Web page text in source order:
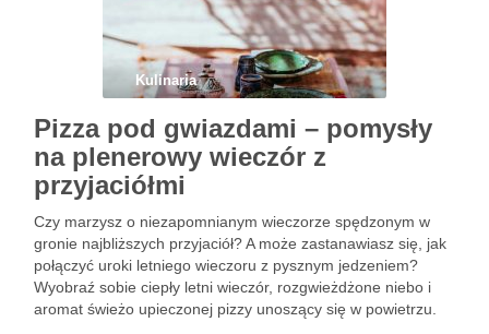
Kulinaria
Pizza pod gwiazdami – pomysły
na plenerowy wieczór z
przyjaciółmi
Czy marzysz o niezapomnianym wieczorze spędzonym w
gronie najbliższych przyjaciół? A może zastanawiasz się, jak
połączyć uroki letniego wieczoru z pysznym jedzeniem?
Wyobraź sobie ciepły letni wieczór, rozgwieżdżone niebo i
aromat świeżo upieczonej pizzy unoszący się w powietrzu.